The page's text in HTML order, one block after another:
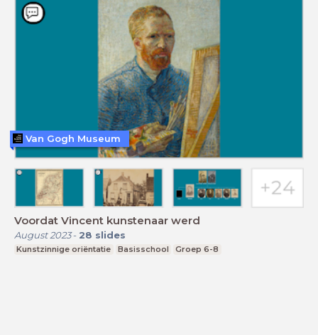
Voordat Vincent kunstenaar werd
August 2023- 28 slides
Kunstzinnige oriëntatie Basisschool Groep 6-8
Van Gogh Museum